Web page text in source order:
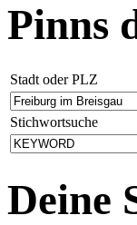
Pinns
Stadt oder PLZ
Stichwortsuche
Deine